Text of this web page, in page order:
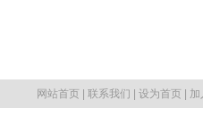
网站首页 联系我们 设为首页 加